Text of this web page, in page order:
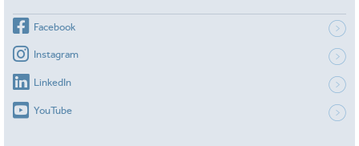
Facebook
Instagram
LinkedIn
YouTube